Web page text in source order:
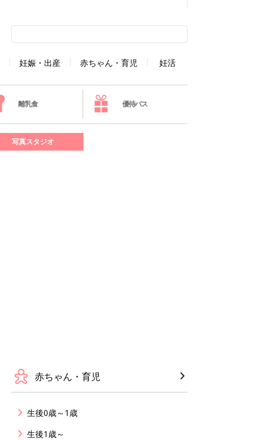
妊娠・出産 赤ちゃん・育児 妊活
離乳食 優待パス
写真スタジオ
赤ちゃん・育児
生後0歳～1歳
生後1歳～